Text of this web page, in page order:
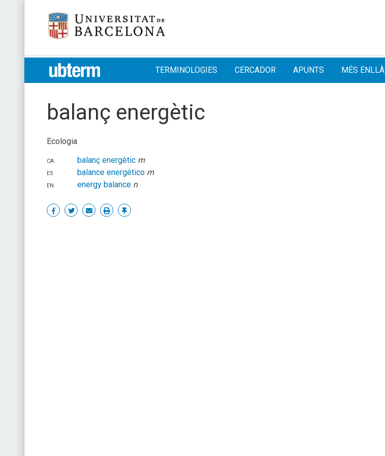
content
Universitat de Barcelona
UB > UBTERM TERMINOLOGIES CERCADOR APUNTS MÉS ENLLÀ
balanç energètic
Ecologia
ca
balanç energètic m
es
balance energético m
en
energy balance n
Share ShareSharePrint Enllaç